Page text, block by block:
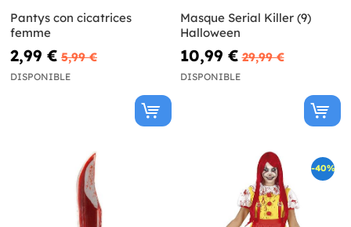
Pantys con cicatrices
femme
2,99 € 5,99 €
DISPONIBLE
Masque Serial Killer (9)
Halloween
10,99 € 29,99 €
DISPONIBLE
-40%